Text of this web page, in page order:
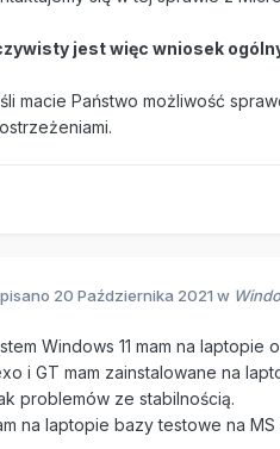
jest więc wniosek
macie Państwo możliwość
20 Października 2021 w
Windows 11 mam na
i GT mam zainstalowane na
problemów ze stabilnością.
na laptopie bazy testowe na MS